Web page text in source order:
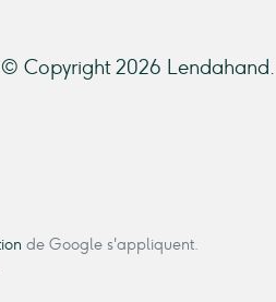
© Copyright 2026 Lendahand.
de Google s'appliquent.